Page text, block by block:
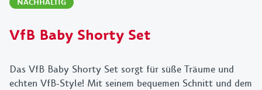
NACHHALTIG
VfB Baby Shorty Set
Das VfB Baby Shorty Set sorgt für süße Träume und
echten VfB-Style! Mit seinem bequemen Schnitt und dem